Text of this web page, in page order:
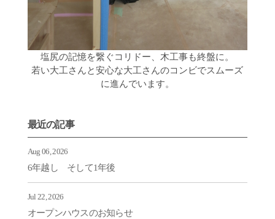
塩尻の記憶を繋ぐコリドー、木工事も終盤に。
若い大工さんと安心な大工さんのコンビでスムーズ
に進んでいます。
最近の記事
Aug 06, 2026
6年越し そして1年後
Jul 22, 2026
オープンハウスのお知らせ